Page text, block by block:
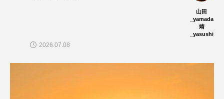
山田
_yamada
靖
_yasushi
2026.07.08